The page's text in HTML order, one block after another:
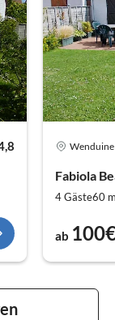
Wenduine
Fabiola
4 Gäste60
ab